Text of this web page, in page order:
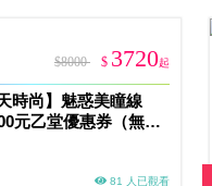
$8000 $ 3720起
時尚】魅惑美瞳線
元乙堂優惠券（無補
81 人已觀看